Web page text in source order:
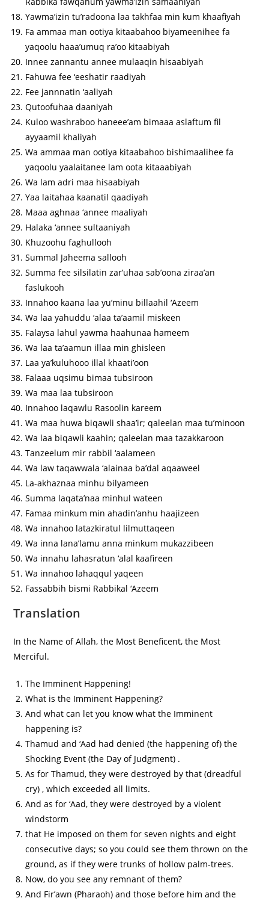
Yawma’izin tu’radoona laa takhfaa min kum khaafiyah
Fa ammaa man ootiya kitaabahoo biyameenihee fa
yaqoolu haaa’umuq ra’oo kitaabiyah
Innee zannantu annee mulaaqin hisaabiyah
Fahuwa fee ‘eeshatir raadiyah
Fee jannnatin ‘aaliyah
Qutoofuhaa daaniyah
Kuloo washraboo haneee’am bimaaa aslaftum fil
ayyaamil khaliyah
Wa ammaa man ootiya kitaabahoo bishimaalihee fa
yaqoolu yaalaitanee lam oota kitaaabiyah
Wa lam adri maa hisaabiyah
Yaa laitahaa kaanatil qaadiyah
Maaa aghnaa ‘annee maaliyah
Halaka ‘annee sultaaniyah
Khuzoohu faghullooh
Summal Jaheema sallooh
Summa fee silsilatin zar’uhaa sab’oona ziraa’an
faslukooh
Innahoo kaana laa yu’minu billaahil ‘Azeem
Wa laa yahuddu ‘alaa ta’aamil miskeen
Falaysa lahul yawma haahunaa hameem
Wa laa ta’aamun illaa min ghisleen
Laa ya’kuluhooo illal khaati’oon
Falaaa uqsimu bimaa tubsiroon
Wa maa laa tubsiroon
Innahoo laqawlu Rasoolin kareem
Wa maa huwa biqawli shaa’ir; qaleelan maa tu’minoon
Wa laa biqawli kaahin; qaleelan maa tazakkaroon
Tanzeelum mir rabbil ‘aalameen
Wa law taqawwala ‘alainaa ba’dal aqaaweel
La-akhaznaa minhu bilyameen
Summa laqata’naa minhul wateen
Famaa minkum min ahadin’anhu haajizeen
Wa innahoo latazkiratul lilmuttaqeen
Wa inna lana’lamu anna minkum mukazzibeen
Wa innahu lahasratun ‘alal kaafireen
Wa innahoo lahaqqul yaqeen
Fassabbih bismi Rabbikal ‘Azeem
Translation
In the Name of Allah, the Most Beneficent, the Most
Merciful.
The Imminent Happening!
What is the Imminent Happening?
And what can let you know what the Imminent
happening is?
Thamud and ‘Aad had denied (the happening of) the
Shocking Event (the Day of Judgment) .
As for Thamud, they were destroyed by that (dreadful
cry) , which exceeded all limits.
And as for ‘Aad, they were destroyed by a violent
windstorm
that He imposed on them for seven nights and eight
consecutive days; so you could see them thrown on the
ground, as if they were trunks of hollow palm-trees.
Now, do you see any remnant of them?
And Fir’awn (Pharaoh) and those before him and the